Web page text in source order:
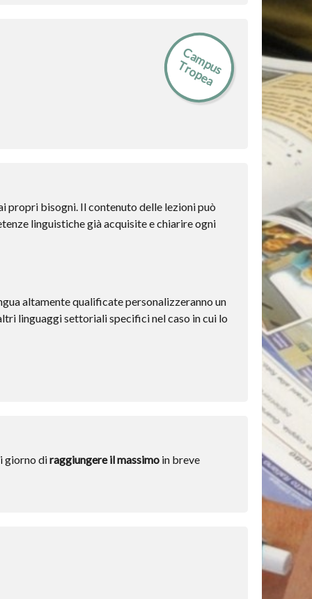
C
a
m
p
u
s
T
r
o
p
e
a
propri bisogni. Il contenuto delle lezioni può
linguistiche già acquisite e chiarire ogni
altamente qualificate personalizzeranno un
linguaggi settoriali specifici nel caso in cui lo
giorno diraggiungere il massimo in breve